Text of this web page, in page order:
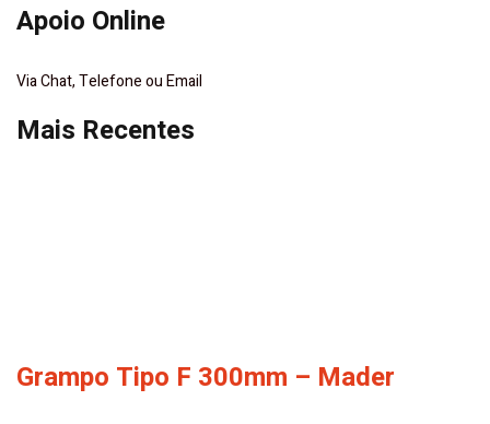
Apoio Online
Via Chat, Telefone ou Email
Mais Recentes
Grampo Tipo F 300mm – Mader